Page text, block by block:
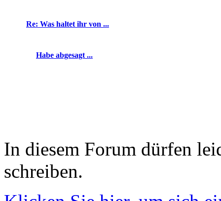
Re: Was haltet ihr von ...
Habe abgesagt ...
In diesem Forum dürfen
schreiben.